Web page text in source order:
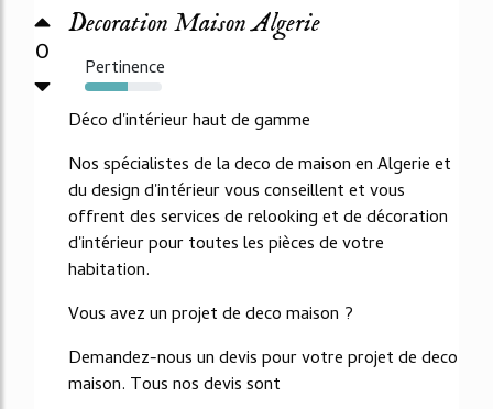
0
Decoration Maison Algerie
Pertinence
55%
Déco d'intérieur haut de gamme
Nos spécialistes de la deco de maison en Algerie et
du design d'intérieur vous conseillent et vous
offrent des services de relooking et de décoration
d'intérieur pour toutes les pièces de votre
habitation.
Vous avez un projet de deco maison ?
Demandez-nous un devis pour votre projet de deco
maison. Tous nos devis sont